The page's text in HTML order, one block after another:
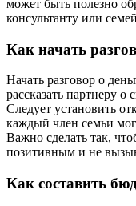
может быть полезно
консультанту или
Как начать
Начать разговор о
рассказать партнеру
Следует установить
каждый член семьи
Важно сделать так,
позитивным и не
Как составить